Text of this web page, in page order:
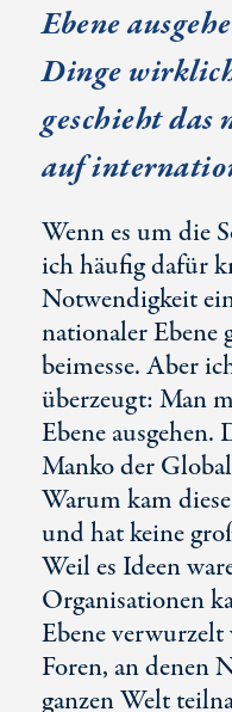
Ebene
Dinge
geschieht
auf
Wenn es um die
ich häufig dafür
Notwendigkeit
nationaler Ebene
beimesse. Aber
überzeugt: Man
Ebene ausgehen.
Manko der
Warum kam
und hat keine
Weil es Ideen
Organisationen
Ebene
Foren, an denen
ganzen Welt